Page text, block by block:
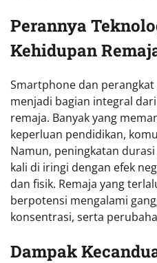
Perannya
Kehidupan
Smartphone dan
menjadi bagian integral
remaja. Banyak yang
keperluan pendidikan,
Namun, peningkatan
kali di iringi dengan efek
dan fisik. Remaja yang
berpotensi mengalami
konsentrasi, serta
Dampak